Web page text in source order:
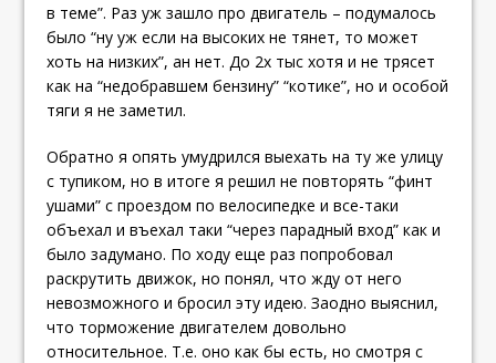
в теме”. Раз уж зашло про двигатель – подумалось
было “ну уж если на высоких не тянет, то может
хоть на низких”, ан нет. До 2х тыс хотя и не трясет
как на “недобравшем бензину” “котике”, но и особой
тяги я не заметил.
Обратно я опять умудрился выехать на ту же улицу
с тупиком, но в итоге я решил не повторять “финт
ушами” с проездом по велосипедке и все-таки
объехал и въехал таки “через парадный вход” как и
было задумано. По ходу еще раз попробовал
раскрутить движок, но понял, что жду от него
невозможного и бросил эту идею. Заодно выяснил,
что торможение двигателем довольно
относительное. Т.е. оно как бы есть, но смотря с